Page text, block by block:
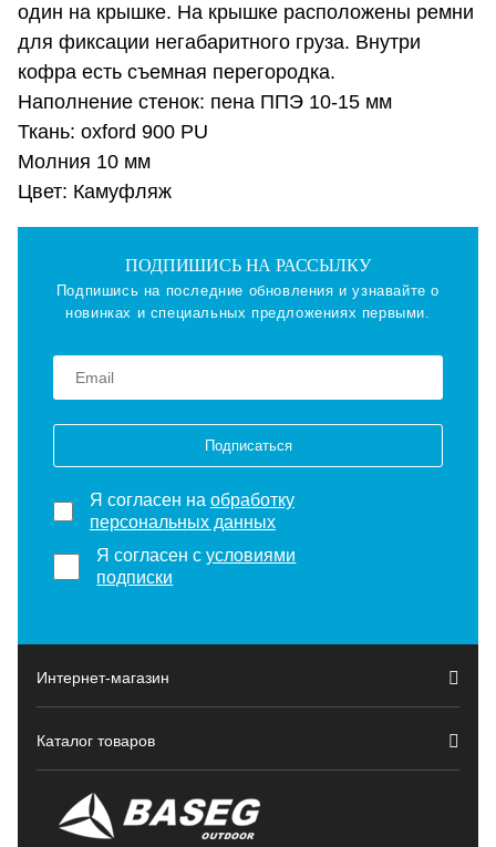
один на крышке. На крышке расположены ремни
для фиксации негабаритного груза. Внутри
кофра есть съемная перегородка.
Наполнение стенок: пена ППЭ 10-15 мм
Ткань: oxford 900 PU
Молния 10 мм
Цвет: Камуфляж
ПОДПИШИСЬ НА РАССЫЛКУ
Подпишись на последние обновления и узнавайте о
новинках и специальных предложениях первыми.
Подписаться
Я согласен на обработку
персональных данных
Я согласен сусловиями
подписки
Интернет-магазин
Каталог товаров